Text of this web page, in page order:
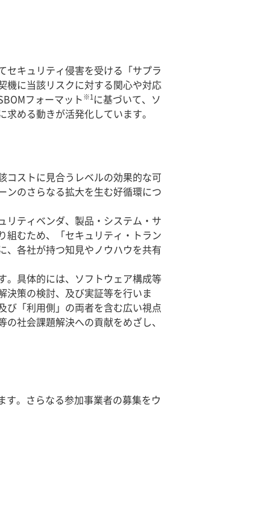
セキュリティ侵害を受ける「サプラ
機に当該リスクに対する関心や対応
フォーマット※1 に基づいて、ソ
める動きが活発化しています。
コストに見合うレベルの効果的な可
ンのさらなる拡大を生む好循環につ
ティベンダ、製品・システム・サ
組むため、「セキュリティ・トラン
、各社が持つ知見やノウハウを共有
。具体的には、ソフトウェア構成等
決策の検討、及び実証等を行いま
び「利用側」の両者を含む広い視点
社会課題解決への貢献をめざし、
。さらなる参加事業者の募集をウ